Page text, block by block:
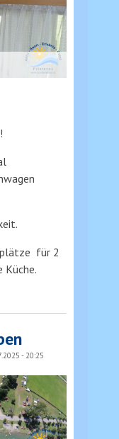
für 2
Küche.
- 20:25